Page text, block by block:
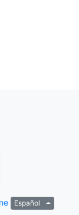
Español